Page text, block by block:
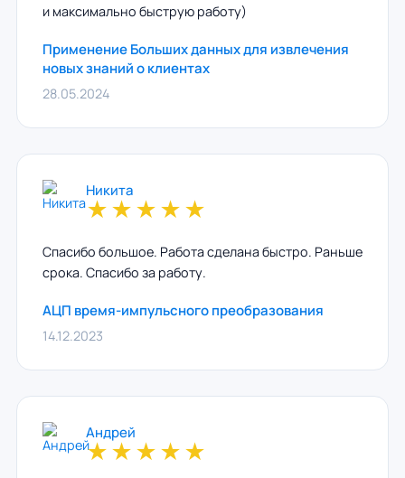
и максимально быструю работу)
Применение Больших данных для извлечения
новых знаний о клиентах
28.05.2024
Никита
★★★★★
Спасибо большое. Работа сделана быстро. Раньше
срока. Спасибо за работу.
АЦП время-импульсного преобразования
14.12.2023
Андрей
★★★★★